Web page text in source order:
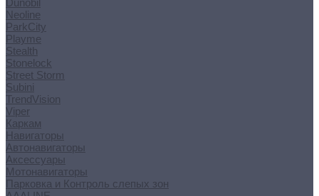
Neoline
ParkCity
Playme
Stealth
Stonelock
Street Storm
Subini
TrendVision
Viper
Каркам
Навигаторы
Автонавигаторы
Аксессуары
Мотонавигаторы
Парковка и Контроль слепых зон